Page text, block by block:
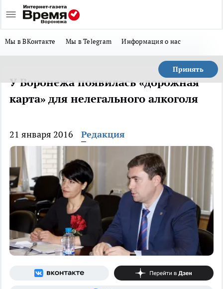
Мы в ВКонтакте Мы в Telegram Информация о нас
Принять
У Воронежа появилась «дорожная
карта» для нелегального алкоголя
21 января 2016 Редакция